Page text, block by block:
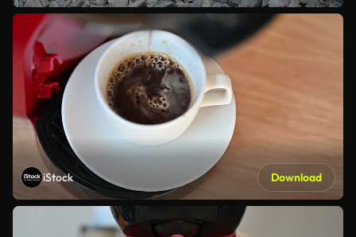
iStock Download